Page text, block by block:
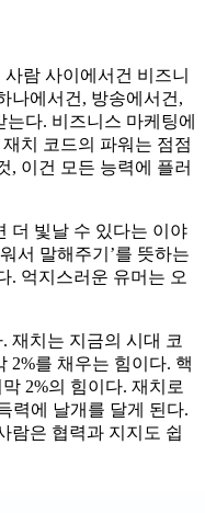
람 사이에서건 비즈니
나에서건, 방송에서건,
다. 비즈니스 마케팅에
치 코드의 파워는 점점
, 이건 모든 능력에 플러
더 빛날 수 있다는 이야
서 말해주기’를 뜻하는
. 억지스러운 유머는 오
재치는 지금의 시대 코
2%를 채우는 힘이다. 핵
2%의 힘이다. 재치로
력에 날개를 달게 된다.
람은 협력과 지지도 쉽